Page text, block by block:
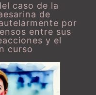
caso de la
de
por
entre sus
y el
curso